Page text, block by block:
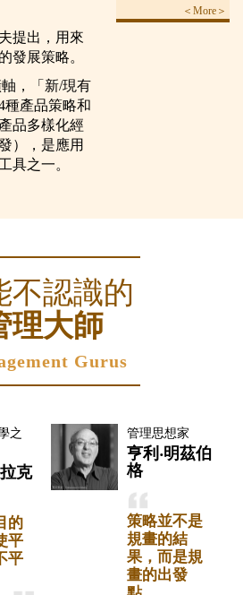
提出，用來
發展策略。
，「新/現有
種產品策略和
品多樣化經
），是應用
具之一。
＜More＞
不認識的
理大師
Gurus
之
克
的
平
平
管理思想家
亨利‧明茲伯
格
策略並不是
規畫的結
果，而是規
畫的出發